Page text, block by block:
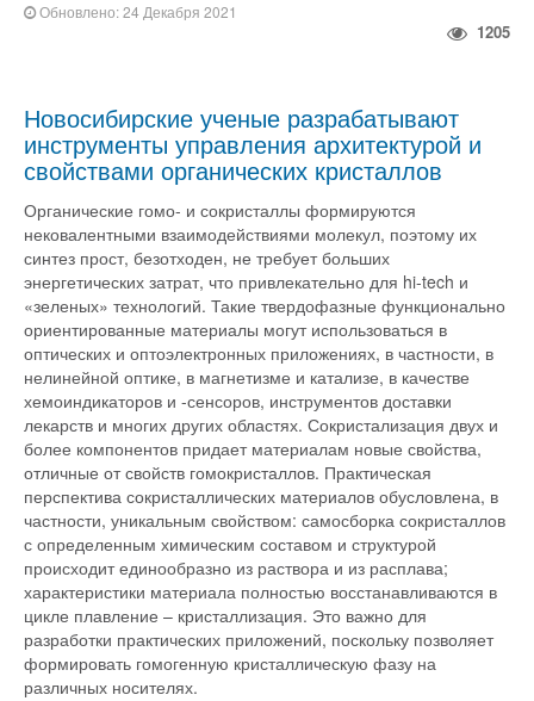
Обновлено: 24 Декабря 2021
1205
Новосибирские ученые разрабатывают
инструменты управления архитектурой и
свойствами органических кристаллов
Органические гомо- и сокристаллы формируются
нековалентными взаимодействиями молекул, поэтому их
синтез прост, безотходен, не требует больших
энергетических затрат, что привлекательно для hi-tech и
«зеленых» технологий. Такие твердофазные функционально
ориентированные материалы могут использоваться в
оптических и оптоэлектронных приложениях, в частности, в
нелинейной оптике, в магнетизме и катализе, в качестве
хемоиндикаторов и -сенсоров, инструментов доставки
лекарств и многих других областях. Сокристализация двух и
более компонентов придает материалам новые свойства,
отличные от свойств гомокристаллов. Практическая
перспектива сокристаллических материалов обусловлена, в
частности, уникальным свойством: самосборка сокристаллов
с определенным химическим составом и структурой
происходит единообразно из раствора и из расплава;
характеристики материала полностью восстанавливаются в
цикле плавление – кристаллизация. Это важно для
разработки практических приложений, поскольку позволяет
формировать гомогенную кристаллическую фазу на
различных носителях.